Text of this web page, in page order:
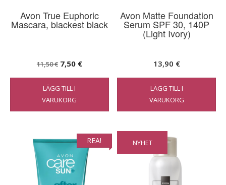
Avon True Euphoric
Mascara, blackest black
11,50€ Det
ursprungliga
priset
var:
7,50 €Det
nuvarande
LÄGG TILL I
VARUKORG
Avon Matte Foundation
Serum SPF 30, 140P
(Light Ivory)
13,90 €
LÄGG TILL I
VARUKORG
REA! NYHET